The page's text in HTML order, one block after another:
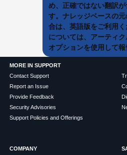
め、正確ではない翻訳
す。ナレッジベースの
合は、英語版をご利用
については、アーティ
オプションを使用して報
MORE IN SUPPORT
Contact Support
Report an Issue
Provide Feedback
Security Advisories
Support Policies and Offerings
COMPANY